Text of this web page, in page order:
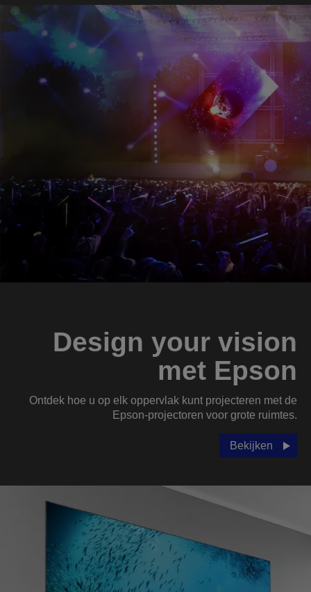
Design your vision
met Epson
Ontdek hoe u op elk oppervlak kunt projecteren met de
Epson-projectoren voor grote ruimtes.
Bekijken